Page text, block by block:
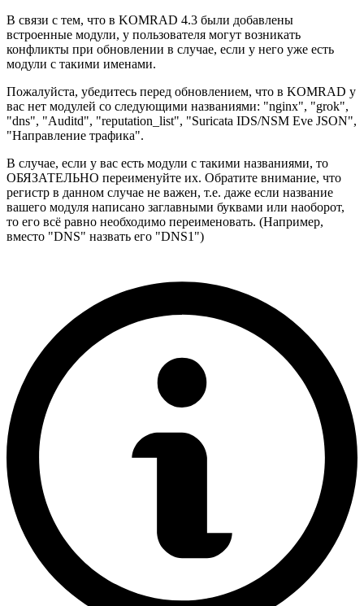
В связи с тем, что в KOMRAD 4.3 были добавлены
встроенные модули, у пользователя могут возникать
конфликты при обновлении в случае, если у него уже есть
модули с такими именами.
Пожалуйста, убедитесь перед обновлением, что в KOMRAD у
вас нет модулей со следующими названиями: "nginx", "grok",
"dns", "Auditd", "reputation_list", "Suricata IDS/NSM Eve JSON",
"Направление трафика".
В случае, если у вас есть модули с такими названиями, то
ОБЯЗАТЕЛЬНО переименуйте их. Обратите внимание, что
регистр в данном случае не важен, т.е. даже если название
вашего модуля написано заглавными буквами или наоборот,
то его всё равно необходимо переименовать. (Например,
вместо "DNS" назвать его "DNS1")